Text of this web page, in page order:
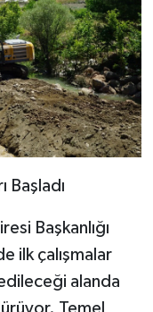
Başladı
Başkanlığı
ilk çalışmalar
alanda
Temel